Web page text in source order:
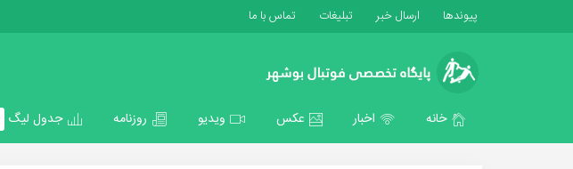
پیوندها ارسال خبر تبلیغات تماس با ما
خانه اخبار عکس ویدیو روزنامه جدول لیگ